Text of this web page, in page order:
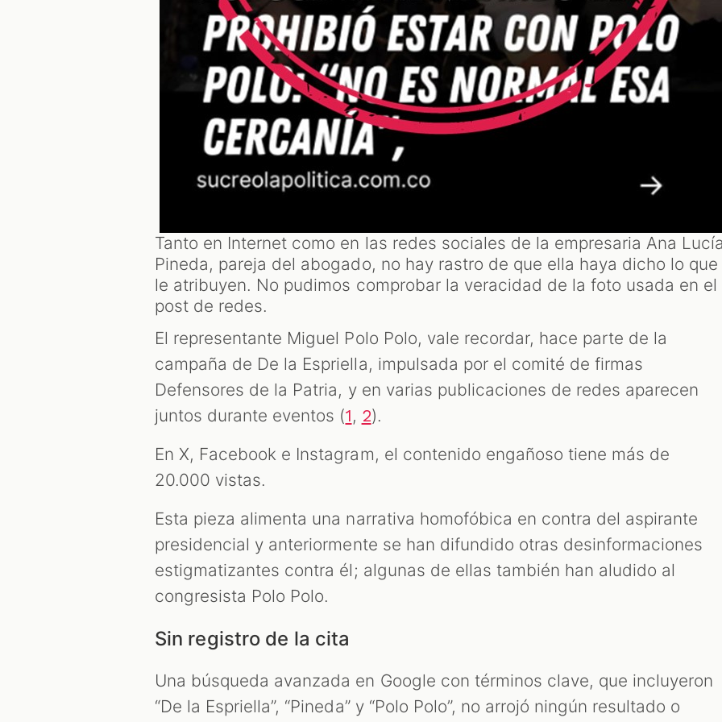
Tanto en Internet como en las redes sociales de la empresaria Ana
Pineda, pareja del abogado, no hay rastro de que ella haya dicho lo que
le atribuyen. No pudimos comprobar la veracidad de la foto usada en el
post de redes.
El representante Miguel Polo Polo, vale recordar, hace parte de la
campaña de De la Espriella, impulsada por el comité de firmas
Defensores de la Patria, y en varias publicaciones de redes aparecen
juntos durante eventos (1, 2).
En X, Facebook e Instagram, el contenido engañoso tiene más de
20.000 vistas.
Esta pieza alimenta una narrativa homofóbica en contra del aspirante
presidencial y anteriormente se han difundido otras desinformaciones
estigmatizantes contra él; algunas de ellas también han aludido al
congresista Polo Polo.
Sin registro de la cita
Una búsqueda avanzada en Google con términos clave, que incluyeron
“De la Espriella”, “Pineda” y “Polo Polo”, no arrojó ningún resultado o